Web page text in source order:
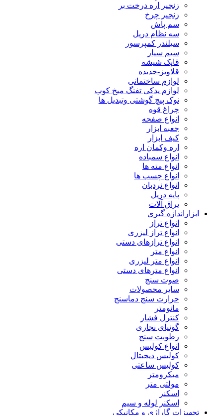
زنجیر اره درخت بر
زنجیر چرخ
سم پاش
سه نظام دریل
سیلندر کمپرسور
سیم سیار
قاپک شیشه
قلاویز-حدیده
لوازم ساختمانی
لوازم یدکی تفنگ میخ کوب
نوک پیچ گوشتی وتبدیل ها
چراغ قوه
انواع صفحه
جعبه ابزار
کیف ابزار
اره وکمان اره
انواع سمباده
انواع مته ها
انواع چسب ها
انواع نردبان
پایه دریل
یراق آلات
ابزاراندازه گیری
انواع تراز
انواع تراز لیزری
انواع ترازهای دستی
انواع متر
انواع متر لیزری
انواع مترهای دستی
صوت سنج
سایر محصولات
حرارت سنج دماسنج
مانومتر
کنترل فشار
گونیای نجاری
رطوبت سنج
انواع کولیس
کولیس دیجیتال
کولیس ساعتی
میکرومتر
مولتی متر
اسکنر
اسکنر لوله و سیم
تجهیزات گاراژی و مکانیکی